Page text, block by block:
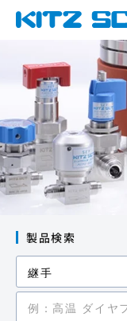
TOP
企業情報
製品情報
カタログ・図面DL
採用情報
ニュース
お問い合わせ
資材調達
製品検索